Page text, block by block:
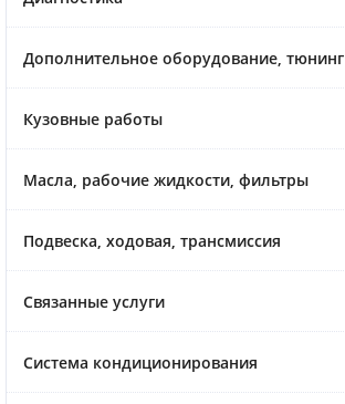
Дополнительное оборудование, тюнинг
Кузовные работы
Масла, рабочие жидкости, фильтры
Подвеска, ходовая, трансмиссия
Связанные услуги
Система кондиционирования